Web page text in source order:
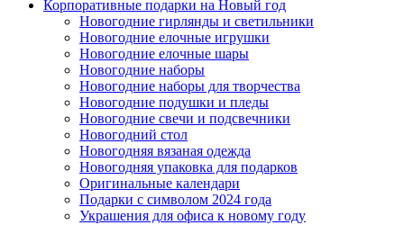
Корпоративные подарки на Новый год
Новогодние гирлянды и светильники
Новогодние елочные игрушки
Новогодние елочные шары
Новогодние наборы
Новогодние наборы для творчества
Новогодние подушки и пледы
Новогодние свечи и подсвечники
Новогодний стол
Новогодняя вязаная одежда
Новогодняя упаковка для подарков
Оригинальные календари
Подарки с символом 2024 года
Украшения для офиса к новому году